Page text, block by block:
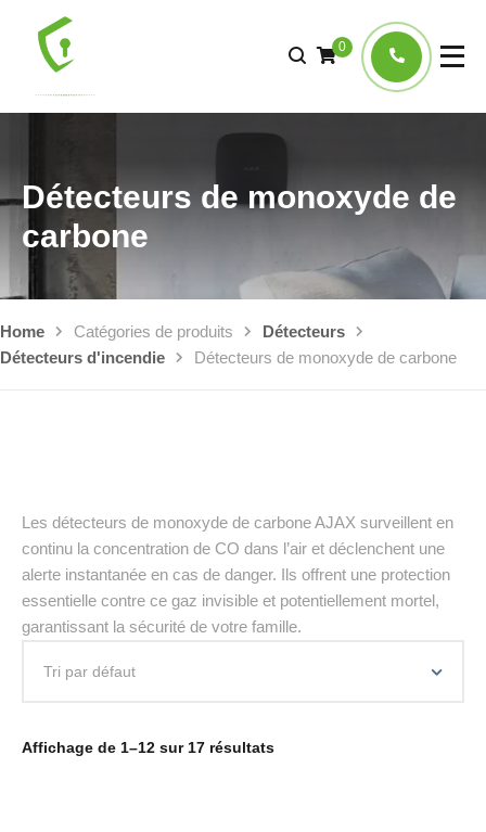
0
Détecteurs de monoxyde de
carbone
Home Catégories de produits
Détecteurs
Détecteurs d'incendie
Détecteurs de monoxyde de carbone
Les détecteurs de monoxyde de carbone AJAX surveillent en
continu la concentration de CO dans l’air et déclenchent une
alerte instantanée en cas de danger. Ils offrent une protection
essentielle contre ce gaz invisible et potentiellement mortel,
garantissant la sécurité de votre famille.
Affichage de 1–12 sur 17 résultats